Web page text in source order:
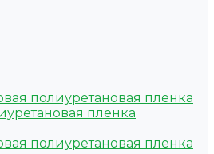
полиуретановая пленка
пленка
полиуретановая пленка